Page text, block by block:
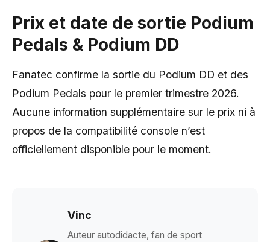
Prix et date de sortie Podium
Pedals & Podium DD
Fanatec confirme la sortie du Podium DD et des
Podium Pedals pour le premier trimestre 2026.
Aucune information supplémentaire sur le prix ni à
propos de la compatibilité console n’est
officiellement disponible pour le moment.
Vinc
Auteur autodidacte, fan de sport